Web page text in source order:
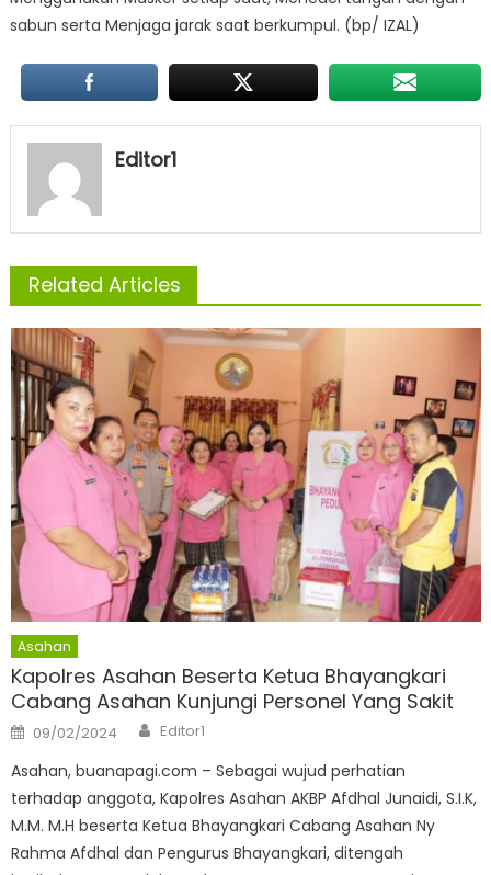
sabun serta Menjaga jarak saat berkumpul. (bp/ IZAL)
Editor1
Related Articles
Asahan
Kapolres Asahan Beserta Ketua Bhayangkari
Cabang Asahan Kunjungi Personel Yang Sakit
Posted
on
09/02/2024 Author
Editor1
Asahan, buanapagi.com – Sebagai wujud perhatian
terhadap anggota, Kapolres Asahan AKBP Afdhal Junaidi, S.I.K,
M.M. M.H beserta Ketua Bhayangkari Cabang Asahan Ny
Rahma Afdhal dan Pengurus Bhayangkari, ditengah